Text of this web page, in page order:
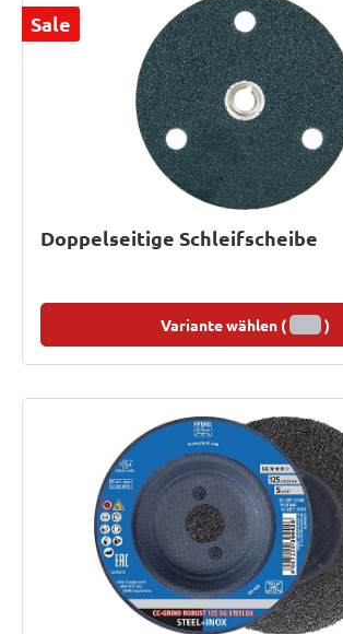
Sale
Doppelseitige Schleifscheibe
Variante wählen ( )